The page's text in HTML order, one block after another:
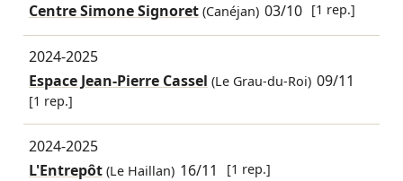
Centre Simone Signoret(Canéjan) 03/10 [1 rep.]
2024-2025
Espace Jean-Pierre Cassel (Le Grau-du-Roi) 09/11
[1 rep.]
2024-2025
L'Entrepôt(Le Haillan) 16/11 [1 rep.]